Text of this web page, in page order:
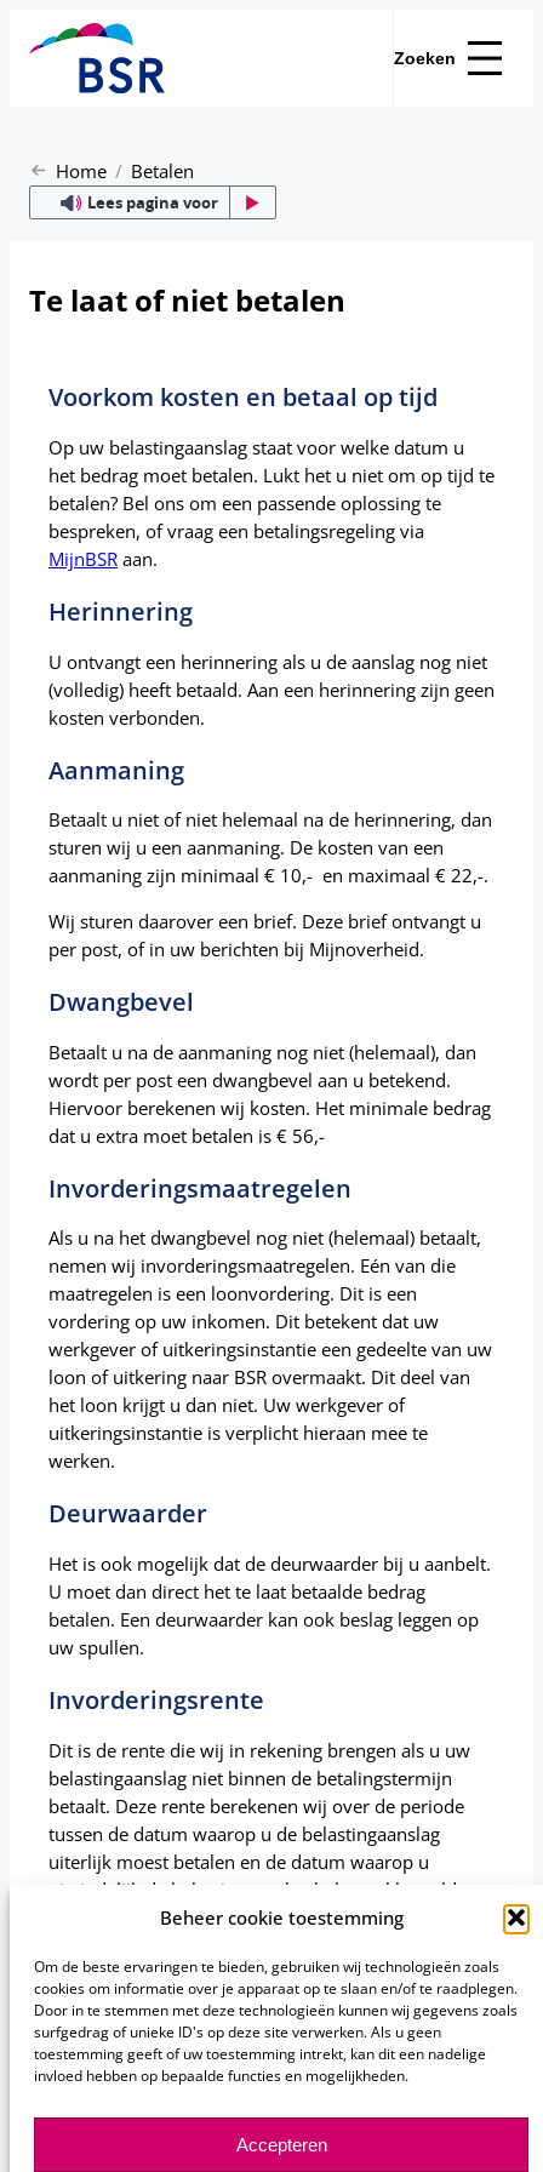
Beheer cookie toestemming
Om de beste ervaringen te bieden, gebruiken wij technologieën zoals
cookies om informatie over je apparaat op te slaan en/of te raadplegen.
Door in te stemmen met deze technologieën kunnen wij gegevens zoals
surfgedrag of unieke ID's op deze site verwerken. Als u geen
toestemming geeft of uw toestemming intrekt, kan dit een nadelige
invloed hebben op bepaalde functies en mogelijkheden.
Accepteren
Zoeken
Home Betalen
Lees pagina voor
Te laat of niet betalen
Voorkom kosten en betaal op tijd
Op uw belastingaanslag staat voor welke datum u
het bedrag moet betalen. Lukt het u niet om op tijd te
betalen? Bel ons om een passende oplossing te
bespreken, of vraag een betalingsregeling via
MijnBSR aan.
Herinnering
U ontvangt een herinnering als u de aanslag nog niet
(volledig) heeft betaald. Aan een herinnering zijn geen
kosten verbonden.
Aanmaning
Betaalt u niet of niet helemaal na de herinnering, dan
sturen wij u een aanmaning. De kosten van een
aanmaning zijn minimaal € 10,- en maximaal € 22,-.
Wij sturen daarover een brief. Deze brief ontvangt u
per post, of in uw berichten bij Mijnoverheid.
Dwangbevel
Betaalt u na de aanmaning nog niet (helemaal), dan
wordt per post een dwangbevel aan u betekend.
Hiervoor berekenen wij kosten. Het minimale bedrag
dat u extra moet betalen is € 56,-
Invorderingsmaatregelen
Als u na het dwangbevel nog niet (helemaal) betaalt,
nemen wij invorderingsmaatregelen. Eén van die
maatregelen is een loonvordering. Dit is een
vordering op uw inkomen. Dit betekent dat uw
werkgever of uitkeringsinstantie een gedeelte van uw
loon of uitkering naar BSR overmaakt. Dit deel van
het loon krijgt u dan niet. Uw werkgever of
uitkeringsinstantie is verplicht hieraan mee te
werken.
Deurwaarder
Het is ook mogelijk dat de deurwaarder bij u aanbelt.
U moet dan direct het te laat betaalde bedrag
betalen. Een deurwaarder kan ook beslag leggen op
uw spullen.
Invorderingsrente
Dit is de rente die wij in rekening brengen als u uw
belastingaanslag niet binnen de betalingstermijn
betaalt. Deze rente berekenen wij over de periode
tussen de datum waarop u de belastingaanslag
uiterlijk moest betalen en de datum waarop u
uiteindelijk de belastingaanslag helemaal betaalde.
Kreeg u uitstel van betalingen of is er met u een
betalingsregeling afgesproken? Ook dan berekenen
wij invorderingsrente. Wij sturen u een brief als
invorderingsrente geldt.